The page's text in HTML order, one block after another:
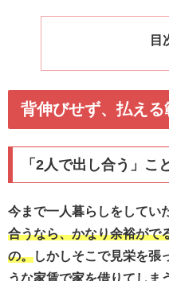
目
背伸びせず、払える
「2人で出し合う」こ
今まで一人暮らしをしてい
合うなら、かなり余裕がで
の。しかしそこで見栄を張
うな家賃で家を借りてしま